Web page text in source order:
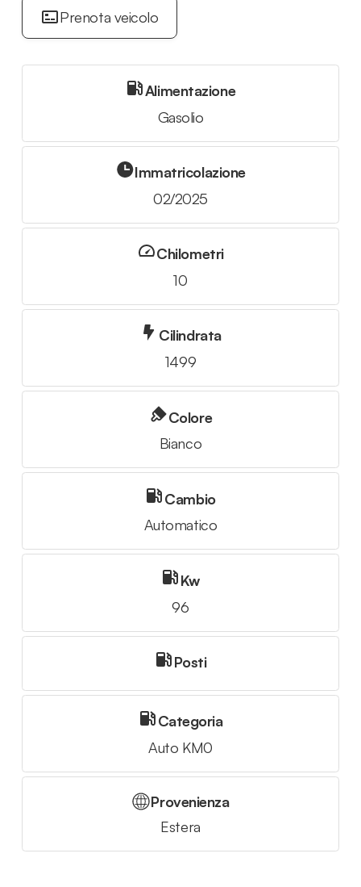
Prenota veicolo
Alimentazione
Gasolio
Immatricolazione
02/2025
Chilometri
10
Cilindrata
1499
Colore
Bianco
Cambio
Automatico
Kw
96
Posti
Categoria
Auto KM0
Provenienza
Estera